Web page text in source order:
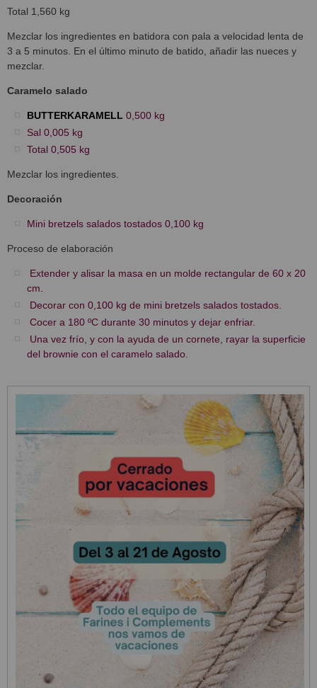
Total 1,560 kg
Mezclar los ingredientes en batidora con pala a velocidad lenta de
3 a 5 minutos. En el último minuto de batido, añadir las nueces y
mezclar.
Caramelo salado
BUTTERKARAMELL 0,500 kg
Sal 0,005 kg
Total 0,505 kg
Mezclar los ingredientes.
Decoración
Mini bretzels salados tostados 0,100 kg
Proceso de elaboración
Extender y alisar la masa en un molde rectangular de 60 x 20
cm.
Decorar con 0,100 kg de mini bretzels salados tostados.
Cocer a 180 ºC durante 30 minutos y dejar enfriar.
Una vez frío, y con la ayuda de un cornete, rayar la superficie
del brownie con el caramelo salado.